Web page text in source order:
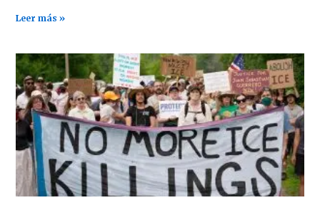
Leer más »